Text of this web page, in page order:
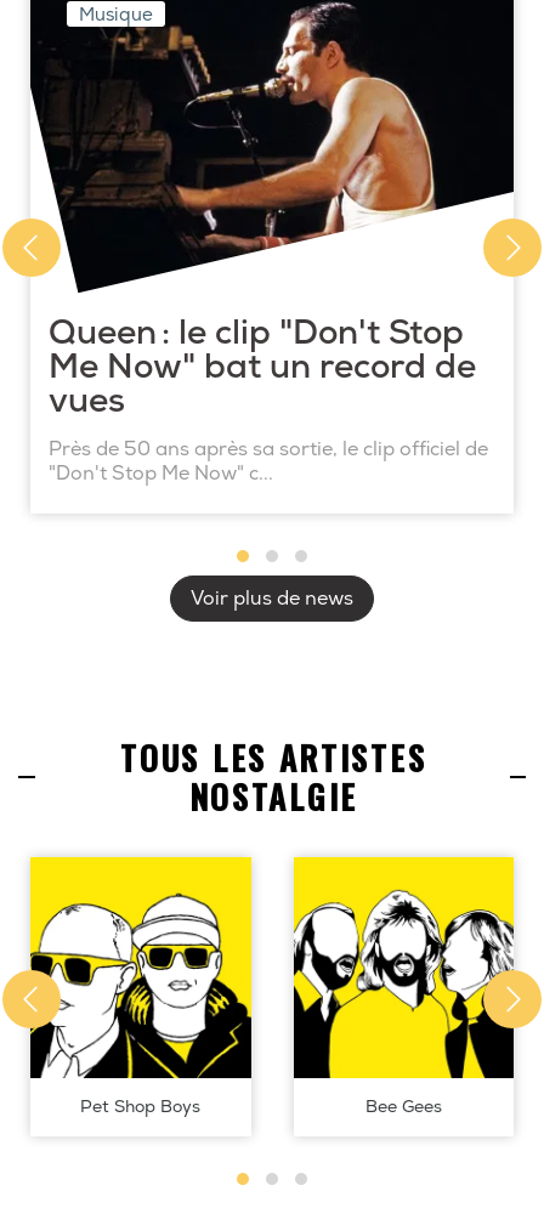
Musique
Queen : le clip "Don't Stop
Me Now" bat un record de
vues
Près de 50 ans après sa sortie, le clip officiel de
"Don't Stop Me Now" c...
Voir plus de news
TOUS LES ARTISTES
NOSTALGIE
Pet Shop Boys Bee Gees